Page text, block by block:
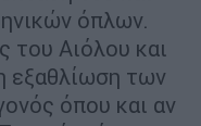
όπλων.
του Αιόλου και
εξαθλίωση των
όπου και αν